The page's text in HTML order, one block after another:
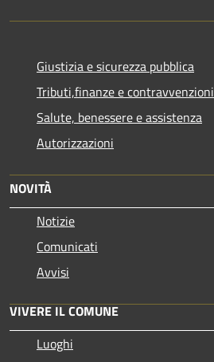
Giustizia e sicurezza pubblica
Tributi,finanze e contravvenzioni
Salute, benessere e assistenza
Autorizzazioni
NOVITÀ
Notizie
Comunicati
Avvisi
VIVERE IL COMUNE
Luoghi